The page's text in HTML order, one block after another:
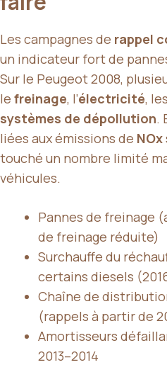
Les campagnes de rappel
un indicateur fort de
Sur le Peugeot 2008,
le freinage, l’électricité, les
systèmes de dépollution.
liées aux émissions de NOx
touché un nombre limité
véhicules.
Pannes de freinage
de freinage réduite)
Surchauffe du
certains diesels
Chaîne de
(rappels à partir de
Amortisseurs
2013–2014